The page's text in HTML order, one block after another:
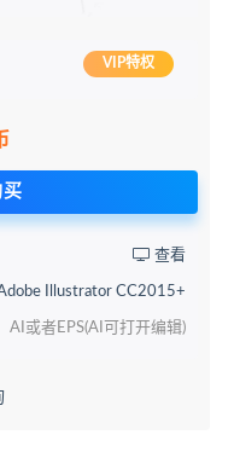
VIP特权
查看
Illustrator CC2015+
AI或者EPS(AI可打开编辑)